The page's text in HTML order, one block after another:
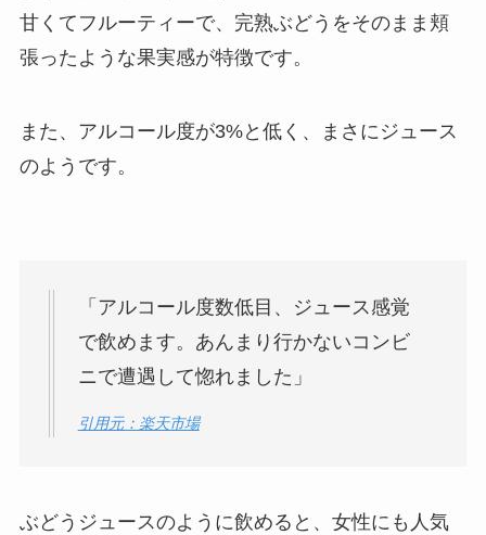
甘くてフルーティーで、完熟ぶどうをそのまま頬
張ったような果実感が特徴です。
また、アルコール度が3%と低く、まさにジュース
のようです。
「アルコール度数低目、ジュース感覚
で飲めます。あんまり行かないコンビ
ニで遭遇して惚れました」
引用元：楽天市場
ぶどうジュースのように飲めると、女性にも人気